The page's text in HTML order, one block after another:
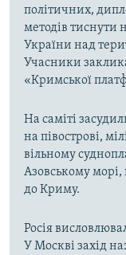
політичних,
методів тиснути
України над
Учасники
«Кримської
На саміті
на півострові,
вільному
Азовському
до Криму.
Росія
У Москві захід